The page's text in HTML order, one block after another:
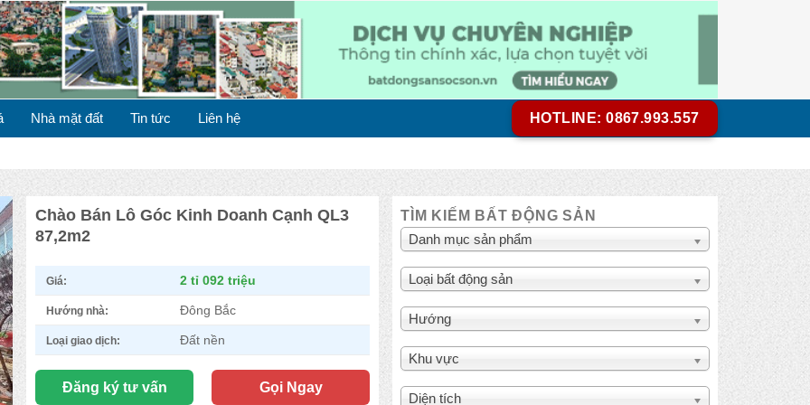
Nhà mặt đất Tin tức Liên hệ HOTLINE: 0867.993.557
Chào Bán Lô Góc Kinh Doanh Cạnh QL3
87,2m2
Original
price
2,092,000,000 ₫.
Current
price
2,000,000,000 ₫.
Giá: 2 tỉ 092 triệu
Hướng nhà: Đông Bắc
Loại giao dịch: Đất nền
Đăng ký tư vấn Gọi Ngay
TÌM KIẾM BẤT ĐỘNG SẢN
Danh mục sản phẩm
Loại bất động sản
Hướng
Khu vực
Diện tích